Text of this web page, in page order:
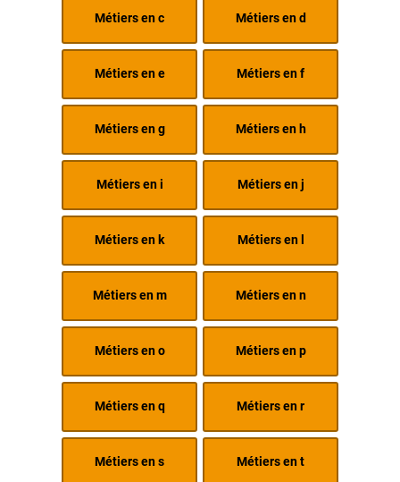
Métiers en c Métiers en d
Métiers en e Métiers en f
Métiers en g Métiers en h
Métiers en i Métiers en j
Métiers en k Métiers en l
Métiers en m Métiers en n
Métiers en o Métiers en p
Métiers en q Métiers en r
Métiers en s Métiers en t